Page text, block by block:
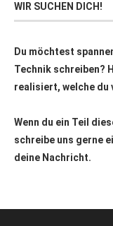
WIR SUCHEN DICH!
Du möchtest
Technik schreiben?
realisiert, welche
Wenn du ein Teil
schreibe uns gerne
deine Nachricht.